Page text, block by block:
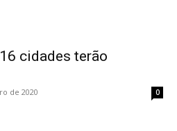
cidades terão
de 2020 0